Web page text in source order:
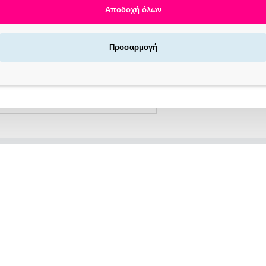
νιτριλίου είναι ιδανικά για τα άτομα με ευαισθησία στο
Αποδοχή όλων
Προσαρμογή